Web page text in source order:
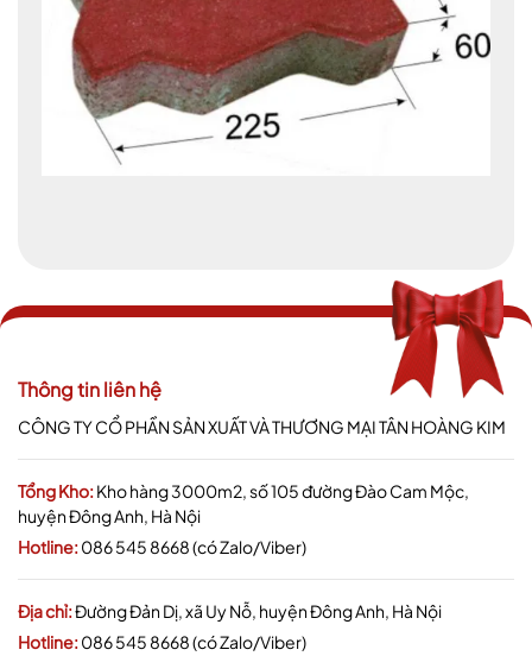
Thông tin liên hệ
CÔNG TY CỔ PHẦN SẢN XUẤT VÀ THƯƠNG MẠI TÂN HOÀNG KIM
Tổng Kho:Kho hàng 3000m2, số 105 đường Đào Cam Mộc,
huyện Đông Anh, Hà Nội
Hotline:086 545 8668 (có Zalo/Viber)
Địa chỉ:Đường Đản Dị, xã Uy Nỗ, huyện Đông Anh, Hà Nội
Hotline:086 545 8668 (có Zalo/Viber)